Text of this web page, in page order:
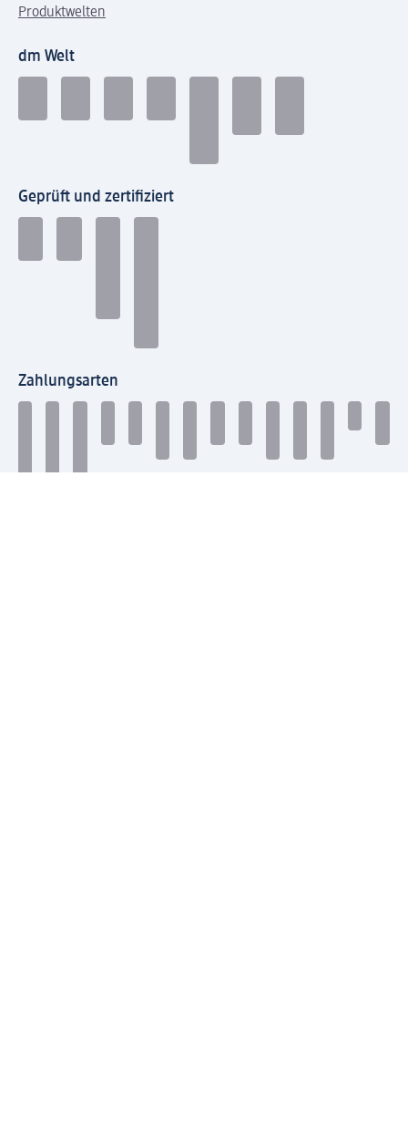
Produktwelten
dm Welt
Geprüft und zertifiziert
Zahlungsarten